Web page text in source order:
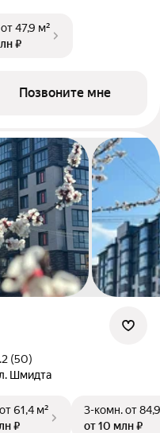
от 47,9 м²
₽
Позвоните мне
(50)
Шмидта
от 61,4 м²
₽
3-комн.от
от 10 млн ₽